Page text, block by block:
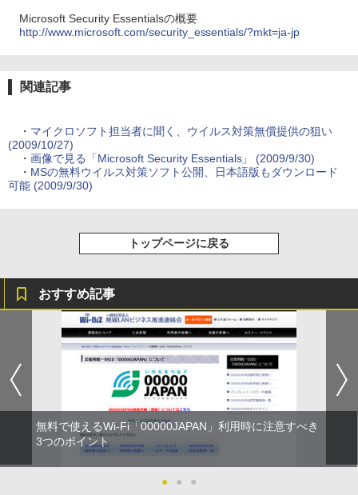
Microsoft Security Essentialsの概要
http://www.microsoft.com/security_essentials/?mkt=ja-jp
関連記事
・ マイクロソフト担当者に聞く、ウイルス対策無償提供の狙い
(2009/10/27)
・ 画像で見る「Microsoft Security Essentials」 (2009/9/30)
・ MSの無料ウイルス対策ソフト公開、日本語版もダウンロード
可能 (2009/9/30)
トップページに戻る
おすすめ記事
無料で使えるWi-Fi「00000JAPAN」利用時に注意すべき
3つのポイント
● ● ●